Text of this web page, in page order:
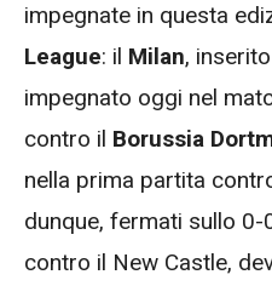
impegnate in questa
League: il Milan,
impegnato oggi nel
contro il Borussia
nella prima partita
dunque, fermati sullo 0-
contro il New Castle,